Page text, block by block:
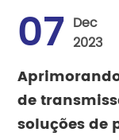
07 Dec
2023
de
soluções de